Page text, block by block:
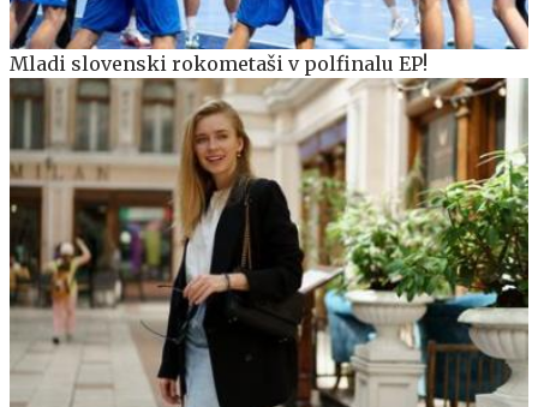
Mladi slovenski rokometaši v polfinalu EP!